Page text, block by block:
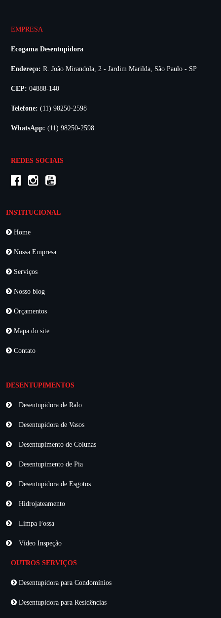
EMPRESA
Ecogama Desentupidora
Endereço: R. João Mirandola, 2 - Jardim Marilda, São Paulo - SP
CEP: 04888-140
Telefone: (11) 98250-2598
WhatsApp: (11) 98250-2598
REDES SOCIAIS
INSTITUCIONAL
Home
Nossa Empresa
Serviços
Nosso blog
Orçamentos
Mapa do site
Contato
DESENTUPIMENTOS
Desentupidora de Ralo
Desentupidora de Vasos
Desentupimento de Colunas
Desentupimento de Pia
Desentupidora de Esgotos
Hidrojateamento
Limpa Fossa
Vídeo Inspeção
OUTROS SERVIÇOS
Desentupidora para Condomínios
Desentupidora para Residências